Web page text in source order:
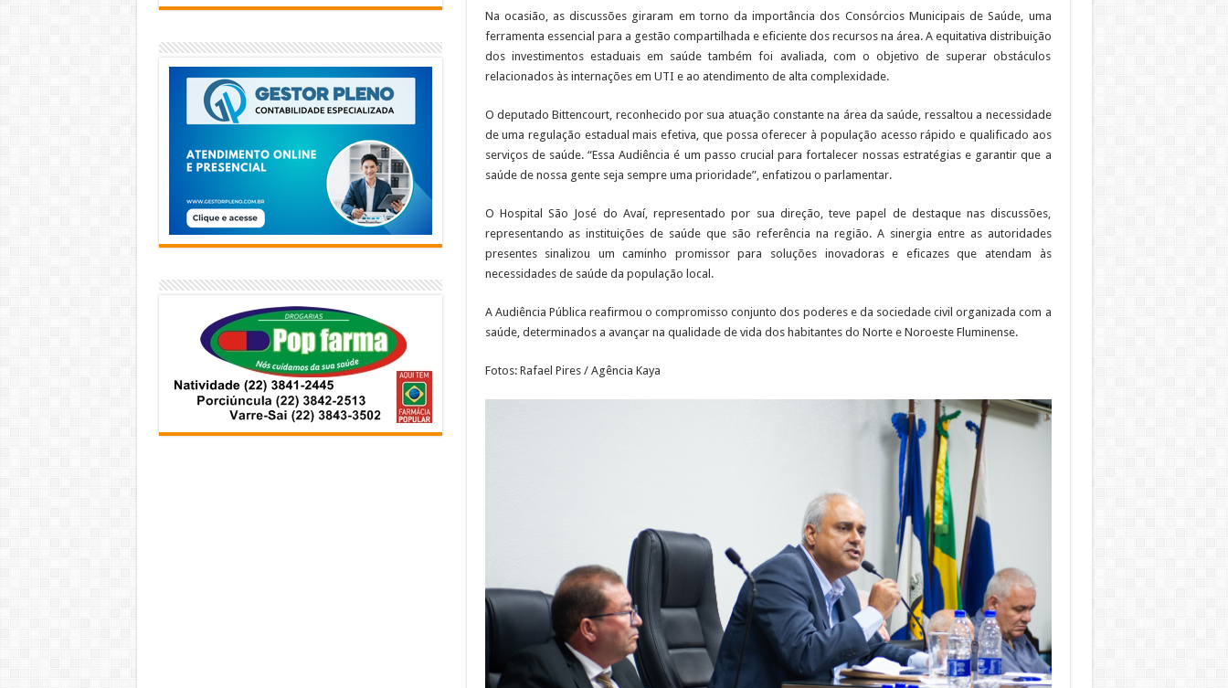
Na ocasião, as discussões giraram em torno da importância dos Consórcios Municipais de Saúde, uma
ferramenta essencial para a gestão compartilhada e eficiente dos recursos na área. A equitativa distribuição
dos investimentos estaduais em saúde também foi avaliada, com o objetivo de superar obstáculos
relacionados às internações em UTI e ao atendimento de alta complexidade.
O deputado Bittencourt, reconhecido por sua atuação constante na área da saúde, ressaltou a necessidade
de uma regulação estadual mais efetiva, que possa oferecer à população acesso rápido e qualificado aos
serviços de saúde. “Essa Audiência é um passo crucial para fortalecer nossas estratégias e garantir que a
saúde de nossa gente seja sempre uma prioridade”, enfatizou o parlamentar.
O Hospital São José do Avaí, representado por sua direção, teve papel de destaque nas discussões,
representando as instituições de saúde que são referência na região. A sinergia entre as autoridades
presentes sinalizou um caminho promissor para soluções inovadoras e eficazes que atendam às
necessidades de saúde da população local.
A Audiência Pública reafirmou o compromisso conjunto dos poderes e da sociedade civil organizada com a
saúde, determinados a avançar na qualidade de vida dos habitantes do Norte e Noroeste Fluminense.
Fotos: Rafael Pires / Agência Kaya